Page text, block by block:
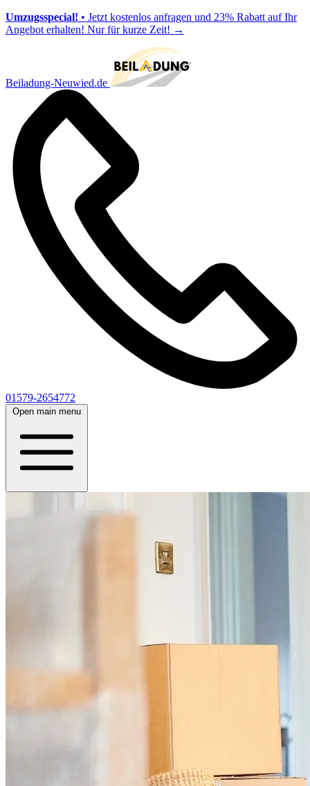
Umzugsspecial! • Jetzt kostenlos anfragen und 23% Rabatt auf Ihr
Angebot erhalten! Nur für kurze Zeit! →
Beiladung-Neuwied.de
01579-2654772
Open main menu